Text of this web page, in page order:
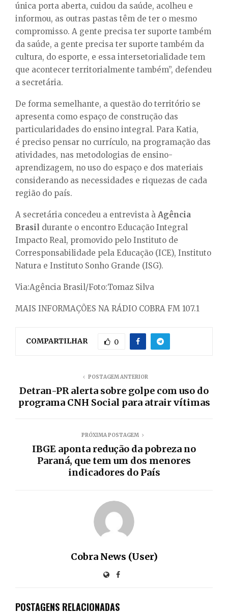
única porta aberta, cuidou da saúde, acolheu e
informou, as outras pastas têm de ter o mesmo
compromisso. A gente precisa ter suporte também
da saúde, a gente precisa ter suporte também da
cultura, do esporte, e essa intersetorialidade tem
que acontecer territorialmente também”, defendeu
a secretária.
De forma semelhante, a questão do território se
apresenta como espaço de construção das
particularidades do ensino integral. Para Katia,
é preciso pensar no currículo, na programação das
atividades, nas metodologias de ensino-
aprendizagem, no uso do espaço e dos materiais
considerando as necessidades e riquezas de cada
região do país.
A secretária concedeu a entrevista à Agência
Brasil durante o encontro Educação Integral
Impacto Real, promovido pelo Instituto de
Corresponsabilidade pela Educação (ICE), Instituto
Natura e Instituto Sonho Grande (ISG).
Via:Agência Brasil/Foto:Tomaz Silva
MAIS INFORMAÇÕES NA RÁDIO COBRA FM 107.1
COMPARTILHAR 0
POSTAGEM ANTERIOR
Detran-PR alerta sobre golpe com uso do
programa CNH Social para atrair vítimas
PRÓXIMA POSTAGEM
IBGE aponta redução da pobreza no
Paraná, que tem um dos menores
indicadores do País
Cobra News (User)
POSTAGENS RELACIONADAS